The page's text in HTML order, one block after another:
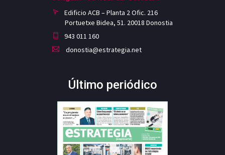
Edificio ACB – Planta 2 Ofic. 216
Portuetxe Bidea, 51. 20018 Donostia
943 011 160
donostia@estrategia.net
Último periódico